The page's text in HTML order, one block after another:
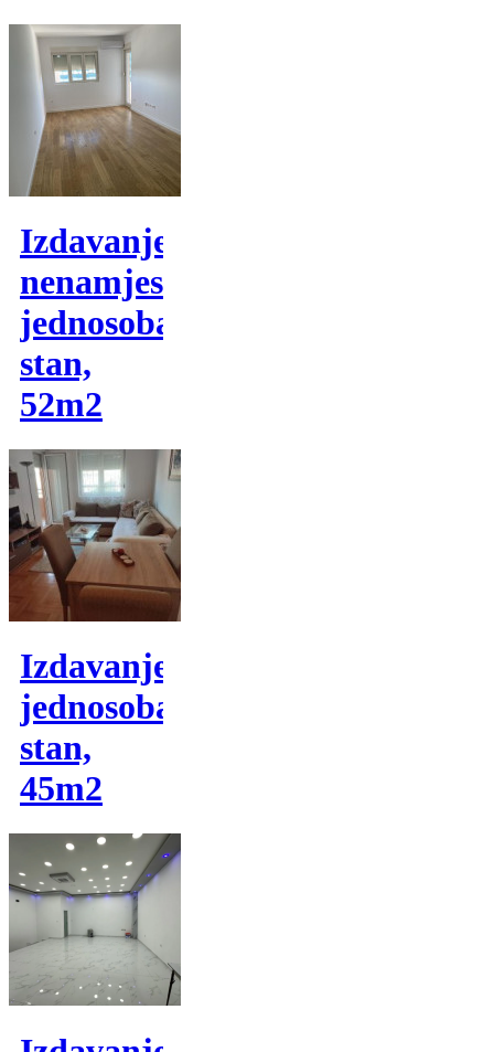
Izdavanje,
nenamjesten
jednosoban
stan,
52m2
Izdavanje,
jednosoban
stan,
45m2